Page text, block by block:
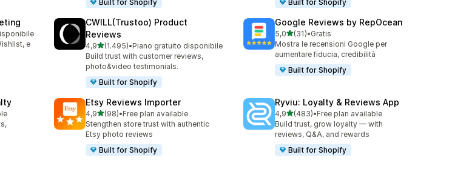
Built for Shopify
Built for Shopify
e
CWILL(Trustoo) Product
Reviews
4,9stelle su 5
(1.495)
1495 recensioni totali
•Piano gratuito disponibile
Build trust with customer reviews,
photo&video testimonials.
Built for Shopify
Google Reviews by RepOcean
5,0stelle su 5
(31)
31 recensioni totali
•Gratis
Mostra le recensioni Google per
aumentare fiducia, credibilità
Built for Shopify
Etsy Reviews Importer
4,9stelle su 5
(98)
98 recensioni totali
•Free plan available
Stengthen store trust with authentic
Etsy photo reviews
Built for Shopify
Ryviu: Loyalty & Reviews App
4,9stelle su 5
(483)
483 recensioni totali
•Free plan available
Build trust, grow loyalty — with
reviews, Q&A, and rewards
Built for Shopify